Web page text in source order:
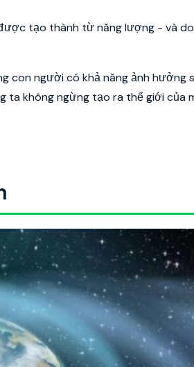
tạo thành từ năng lượng - và
con người có khả năng ảnh hưởng
không ngừng tạo ra thế giới của